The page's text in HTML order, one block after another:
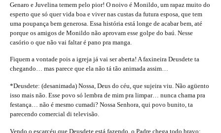
Genaro e Juvelina temem pelo pior! O noivo é Monildo, um rapaz muito do
esperto que só quer vida boa e viver nas custas da futura esposa, que tem
uma poupança bem generosa. Essa história está longe de acabar bem, até
porque os amigos de Monildo não aprovam esse golpe do baú. Nesse
casório o que não vai faltar é pano pra manga.
Fiquem a vontade pois a igreja já vai ser aberta! A faxineira Deusdete ta
chegando… mas parece que ela não tá tão animada assim…
*Deusdete: (desanimada) Nossa, Deus do céu, que sujeira viu. Não agüento
isso mais não. Esse povo só lembra de mim pra limpar… nunca chama pra
festança… não é mesmo cumadi? Nossa Senhora, qui povo bunito, ta
parecendo comercial di televisão.
Vendo o escarcéu que Deusdete está fazendo, o Padre chega todo bravo: